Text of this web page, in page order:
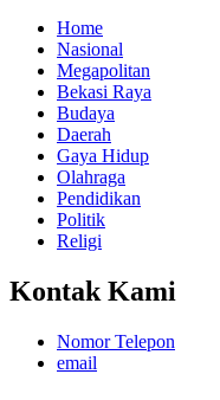
Home
Nasional
Megapolitan
Bekasi Raya
Budaya
Daerah
Gaya Hidup
Olahraga
Pendidikan
Politik
Religi
Kontak Kami
Nomor Telepon
email